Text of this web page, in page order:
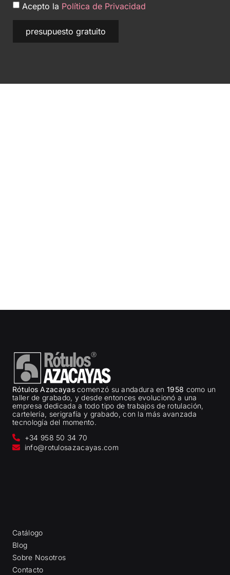
Acepto la Política de Privacidad
presupuesto gratuito
Rótulos Azacayascomenzó su andadura en1958 como un
taller de grabado, y desde entonces evolucionó a una
empresa dedicada a todo tipo de trabajos de rotulación,
cartelería, serigrafía y grabado, con la más avanzada
tecnología del momento.
+34 958 50 34 70
info@rotulosazacayas.com
Catálogo
Blog
Sobre Nosotros
Contacto